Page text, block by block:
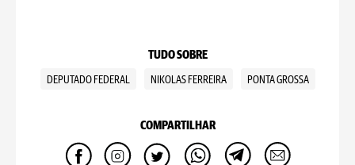
TUDO SOBRE
DEPUTADO FEDERAL NIKOLAS FERREIRA PONTA GROSSA
COMPARTILHAR